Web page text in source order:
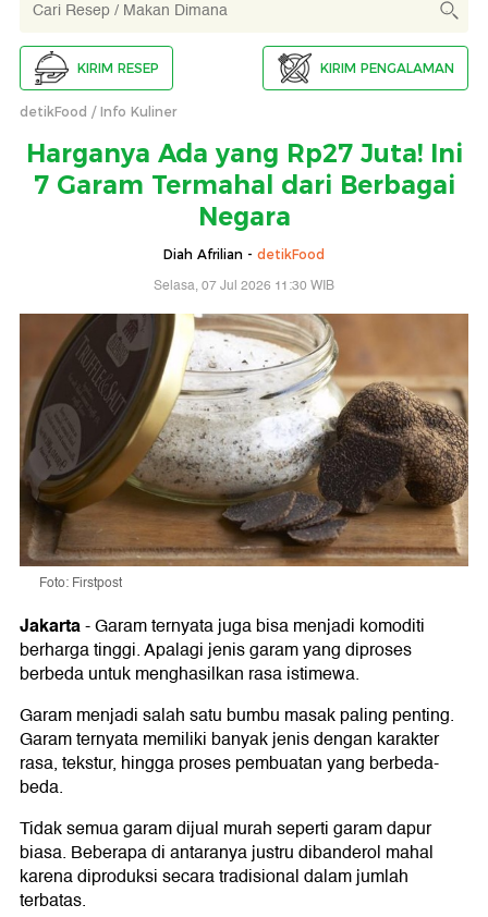
KIRIM RESEP KIRIM PENGALAMAN
detikFood Info Kuliner
Harganya Ada yang Rp27 Juta! Ini
7 Garam Termahal dari Berbagai
Negara
Diah Afrilian - detikFood
Selasa, 07 Jul 2026 11:30 WIB
Foto: Firstpost
Jakarta-Garam ternyata juga bisa menjadi komoditi
berharga tinggi. Apalagi jenis garam yang diproses
berbeda untuk menghasilkan rasa istimewa.
Garam menjadi salah satu bumbu masak paling penting.
Garam ternyata memiliki banyak jenis dengan karakter
rasa, tekstur, hingga proses pembuatan yang berbeda-
beda.
Tidak semua garam dijual murah seperti garam dapur
biasa. Beberapa di antaranya justru dibanderol mahal
karena diproduksi secara tradisional dalam jumlah
terbatas.